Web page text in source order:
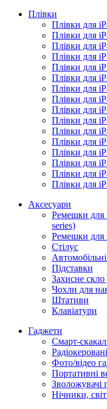
Плівки
Плівки для
Плівки для
Плівки для
Плівки для
Плівки для
Плівки для
Плівки для
Плівки для
Плівки для
Плівки для
Плівки для
Плівки для
Плівки для
Плівки для
Плівки для
Плівки для
Аксесуари
Ремешки для
series)
Ремешки для
Стілус
Підставки
Захисне
Чохли для
Штативи
Клавіатури
Гаджети
Смарт-
Фото/відео
Портативні
Зволожувачі
Нічники,